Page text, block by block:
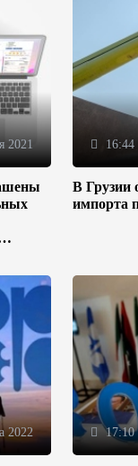
2021 16:44
В Грузии
импорта
2022 17:10